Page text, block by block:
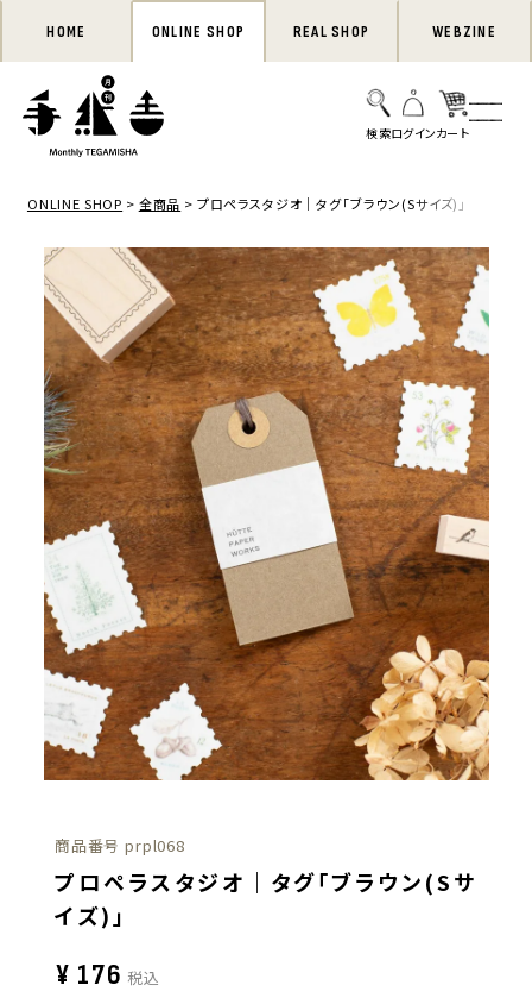
HOME ONLINE SHOP REAL SHOP WEBZINE
ONLINE SHOP 全商品 プロペラスタジオ｜タグ「ブラウン(Sサイズ)」
商品番号 prpl068
プロペラスタジオ｜タグ「ブラウン(Sサ
イズ)」
¥ 176 税込